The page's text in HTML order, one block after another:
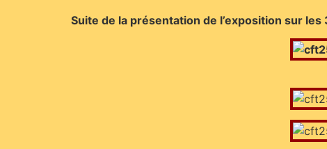
Suite de la présentation de l’exposition sur les